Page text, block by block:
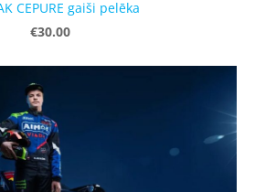
CEPURE gaiši pelēka
€30.00